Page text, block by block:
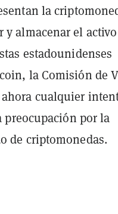
la
almacenar el activo
estadounidenses
la Comisión de
ahora cualquier
por la
de criptomonedas.